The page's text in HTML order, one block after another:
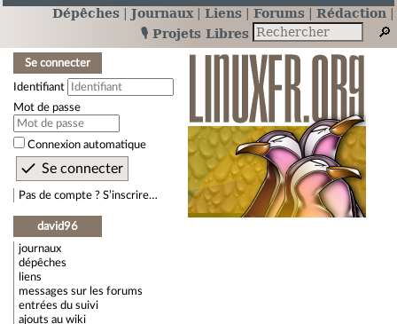
Dépêches Journaux Liens Forums
Rédaction
🎙️ Projets Libres
Se connecter
Identifiant
Mot de passe
Connexion automatique
Pas de compte ? S’inscrire…
david96
journaux
dépêches
liens
messages sur les forums
entrées du suivi
ajouts au wiki